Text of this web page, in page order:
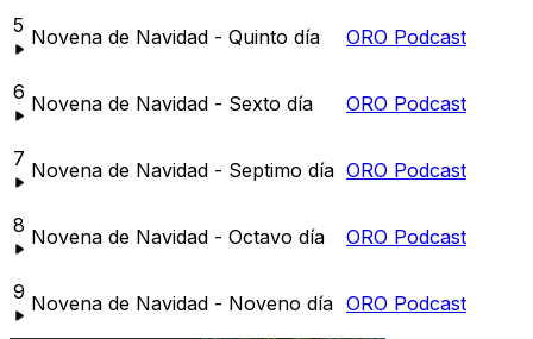
5 Novena de Navidad - Quinto día ORO Podcast
6 Novena de Navidad - Sexto día ORO Podcast
7 Novena de Navidad - Septimo día ORO Podcast
8 Novena de Navidad - Octavo día ORO Podcast
9 Novena de Navidad - Noveno día ORO Podcast